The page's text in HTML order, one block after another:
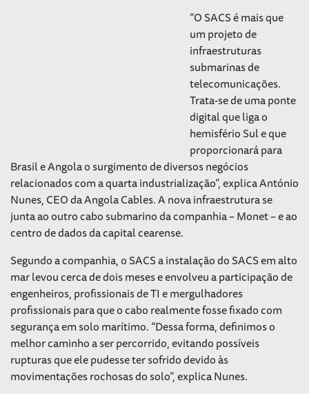
“O SACS é mais que
um projeto de
infraestruturas
submarinas de
telecomunicações.
Trata-se de uma ponte
digital que liga o
hemisfério Sul e que
proporcionará para
Brasil e Angola o surgimento de diversos negócios
relacionados com a quarta industrialização”, explica António
Nunes, CEO da Angola Cables. A nova infraestrutura se
junta ao outro cabo submarino da companhia – Monet – e ao
centro de dados da capital cearense.
Segundo a companhia, o SACS a instalação do SACS em alto
mar levou cerca de dois meses e envolveu a participação de
engenheiros, profissionais de TI e mergulhadores
profissionais para que o cabo realmente fosse fixado com
segurança em solo marítimo. “Dessa forma, definimos o
melhor caminho a ser percorrido, evitando possíveis
rupturas que ele pudesse ter sofrido devido às
movimentações rochosas do solo”, explica Nunes.